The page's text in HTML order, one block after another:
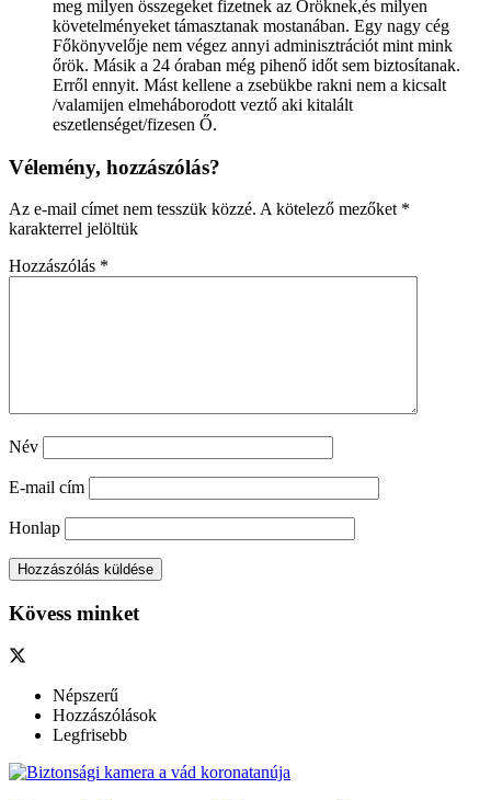
meg milyen összegeket fizetnek az Őröknek,és milyen
követelményeket támasztanak mostanában. Egy nagy cég
Főkönyvelője nem végez annyi adminisztrációt mint mink
őrök. Másik a 24 óraban még pihenő időt sem biztosítanak.
Erről ennyit. Mást kellene a zsebükbe rakni nem a kicsalt
/valamijen elmeháborodott veztő aki kitalált
eszetlenséget/fizesen Ő.
Vélemény, hozzászólás?
Az e-mail címet nem tesszük közzé. A kötelező mezőket *
karakterrel jelöltük
Hozzászólás *
Név
E-mail cím
Honlap
Kövess minket
Népszerű
Hozzászólások
Legfrisebb